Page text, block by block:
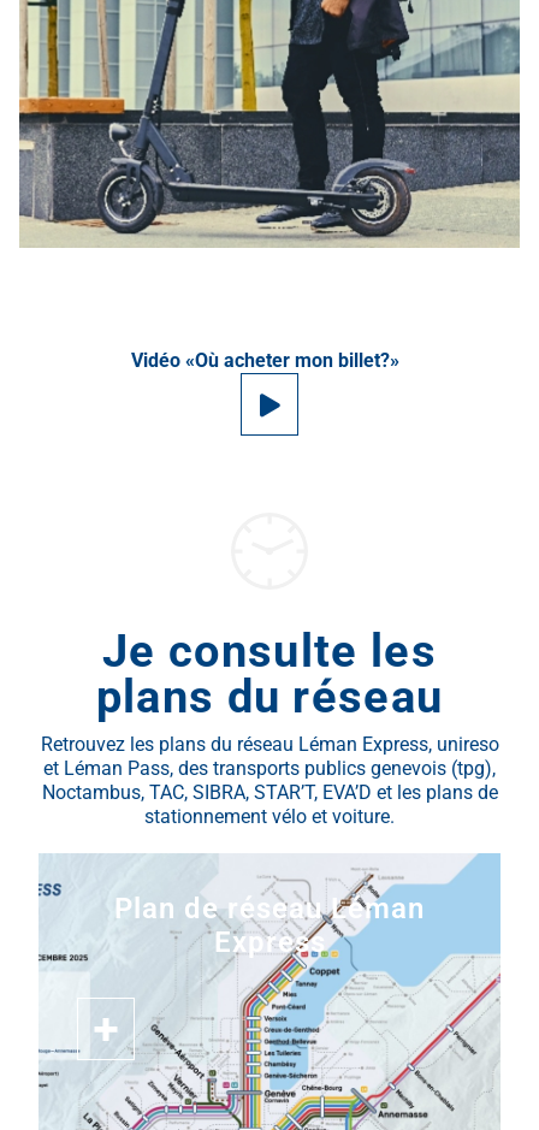
Vidéo «Où acheter mon billet?»
Je consulte les
plans du réseau
Retrouvez les plans du réseau Léman Express, unireso
et Léman Pass, des transports publics genevois (tpg),
Noctambus, TAC, SIBRA, STAR’T, EVA’D et les plans de
stationnement vélo et voiture.
Plan de réseau Léman
Express